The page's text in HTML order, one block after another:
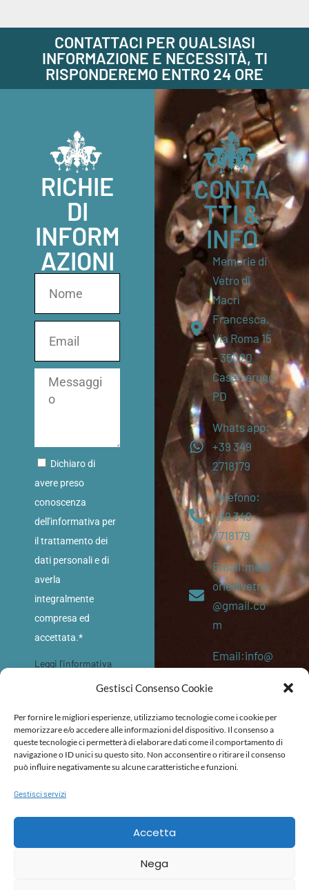
Gestisci Consenso Cookie
Per fornire le migliori esperienze, utilizziamo tecnologie come i cookie per
memorizzare e/o accedere alle informazioni del dispositivo. Il consenso a
queste tecnologie ci permetterà di elaborare dati come il comportamento di
navigazione o ID unici su questo sito. Non acconsentire o ritirare il consenso
può influire negativamente su alcune caratteristiche e funzioni.
Gestisci servizi
Accetta
Nega
CONTATTACI PER QUALSIASI
INFORMAZIONE E NECESSITÀ, TI
RISPONDEREMO ENTRO 24 ORE
RICHIE
DI
INFORM
AZIONI
Dichiaro di
avere preso
conoscenza
dell'informativa per
il trattamento dei
dati personali e di
averla
integralmente
compresa ed
accettata.*
Leggi l'informativa
INVIA
CONTA
TTI &
INFO
Memorie di
Vetro di
Macrì
Francesca,
Via Roma 15
– 35020
Casalserugo
PD
Whats app:
+39 349
2718179
Telefono:
+39 349
2718179
Email:mem
oriedivetro
@gmail.co
m
Email:info@
etro.eu
P. IVA:
053645202
87